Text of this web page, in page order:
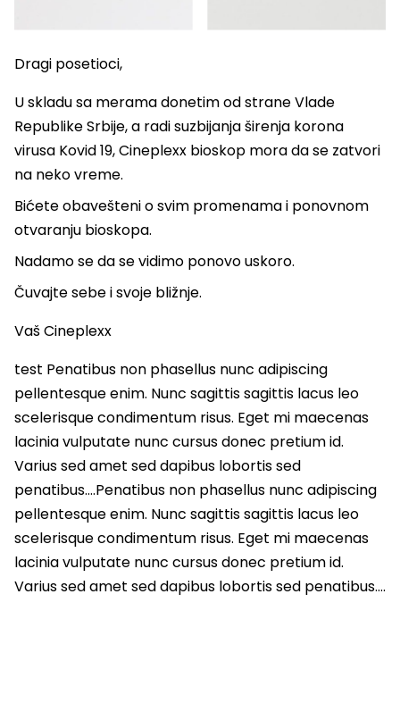
Dragi posetioci,
U skladu sa merama donetim od strane Vlade
Republike Srbije, a radi suzbijanja širenja korona
virusa Kovid 19, Cineplexx bioskop mora da se zatvori
na neko vreme.
Bićete obavešteni o svim promenama i ponovnom
otvaranju bioskopa.
Nadamo se da se vidimo ponovo uskoro.
Čuvajte sebe i svoje bližnje.
Vaš Cineplexx
test Penatibus non phasellus nunc adipiscing
pellentesque enim. Nunc sagittis sagittis lacus leo
scelerisque condimentum risus. Eget mi maecenas
lacinia vulputate nunc cursus donec pretium id.
Varius sed amet sed dapibus lobortis sed
penatibus….Penatibus non phasellus nunc adipiscing
pellentesque enim. Nunc sagittis sagittis lacus leo
scelerisque condimentum risus. Eget mi maecenas
lacinia vulputate nunc cursus donec pretium id.
Varius sed amet sed dapibus lobortis sed penatibus….